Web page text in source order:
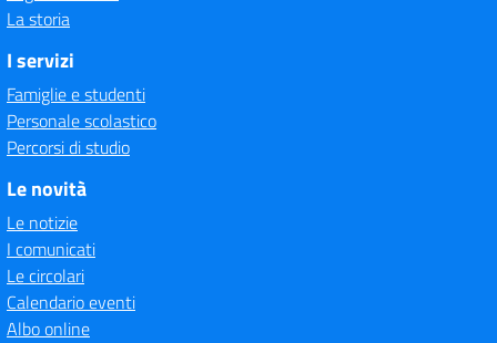
La storia
I servizi
Famiglie e studenti
Personale scolastico
Percorsi di studio
Le novità
Le notizie
I comunicati
Le circolari
Calendario eventi
Albo online